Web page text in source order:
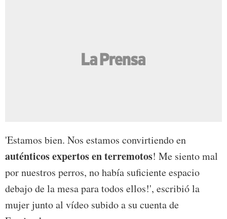
'Estamos bien. Nos estamos convirtiendo en
auténticos expertos en terremotos! Me siento mal
por nuestros perros, no había suficiente espacio
debajo de la mesa para todos ellos!', escribió la
mujer junto al vídeo subido a su cuenta de